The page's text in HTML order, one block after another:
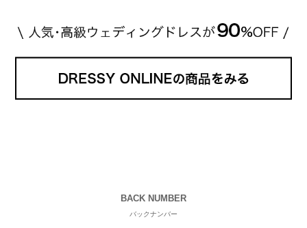
BACK NUMBER
バックナンバー